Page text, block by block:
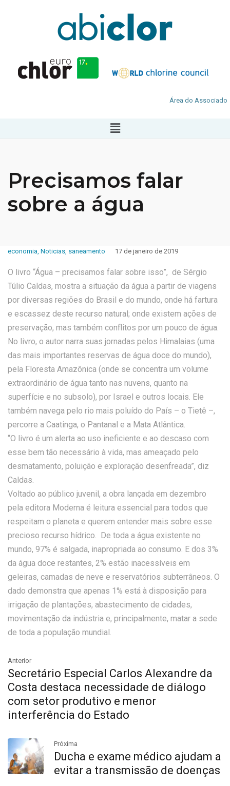
Área do Associado
Precisamos falar
sobre a água
economia, Noticias, saneamento 17 de janeiro de 2019
O livro “Água – precisamos falar sobre isso”, de Sérgio
Túlio Caldas, mostra a situação da água a partir de viagens
por diversas regiões do Brasil e do mundo, onde há fartura
e escassez deste recurso natural; onde existem ações de
preservação, mas também conflitos por um pouco de água.
No livro, o autor narra suas jornadas pelos Himalaias (uma
das mais importantes reservas de água doce do mundo),
pela Floresta Amazônica (onde se concentra um volume
extraordinário de água tanto nas nuvens, quanto na
superfície e no subsolo), por Israel e outros locais. Ele
também navega pelo rio mais poluído do País – o Tietê –,
percorre a Caatinga, o Pantanal e a Mata Atlântica.
“O livro é um alerta ao uso ineficiente e ao descaso com
esse bem tão necessário à vida, mas ameaçado pelo
desmatamento, poluição e exploração desenfreada”, diz
Caldas.
Voltado ao público juvenil, a obra lançada em dezembro
pela editora Moderna é leitura essencial para todos que
respeitam o planeta e querem entender mais sobre esse
precioso recurso hídrico. De toda a água existente no
mundo, 97% é salgada, inapropriada ao consumo. E dos 3%
da água doce restantes, 2% estão inacessíveis em
geleiras, camadas de neve e reservatórios subterrâneos. O
dado demonstra que apenas 1% está à disposição para
irrigação de plantações, abastecimento de cidades,
movimentação da indústria e, principalmente, matar a sede
de toda a população mundial.
Anterior
Secretário Especial Carlos Alexandre da
Costa destaca necessidade de diálogo
com setor produtivo e menor
interferência do Estado
Próxima
Ducha e exame médico ajudam a
evitar a transmissão de doenças